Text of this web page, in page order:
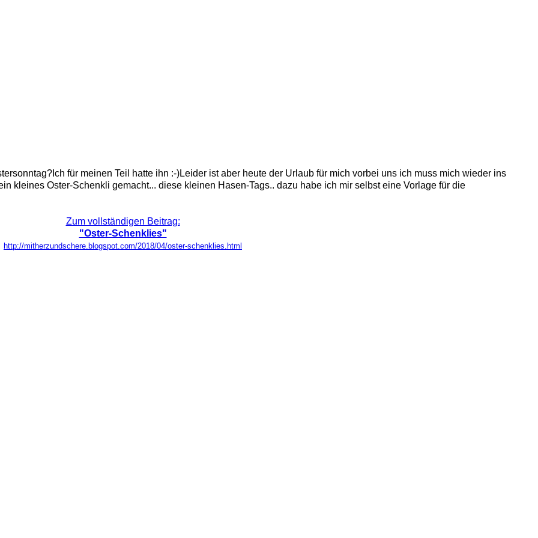
für meinen Teil hatte ihn :-)Leider ist aber heute der Urlaub für mich vorbei uns ich muss mich wieder ins
kleines Oster-Schenkli gemacht... diese kleinen Hasen-Tags.. dazu habe ich mir selbst eine Vorlage für die
Zum vollständigen Beitrag:
"Oster-Schenklies"
http://mitherzundschere.blogspot.com/2018/04/oster-schenklies.html